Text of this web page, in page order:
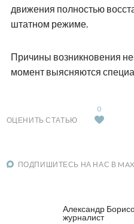
движения полностью
штатном режиме.
Причины возникновения
момент выясняются
ОЦЕНИТЬ СТАТЬЮ
0
ПОДПИШИТЕСЬ НА НАС В MAX
Александр
журналист